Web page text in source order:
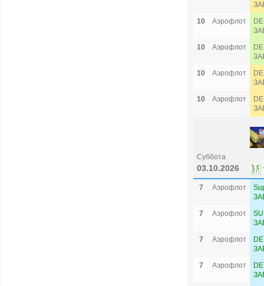
10
Аэрофлот
10
Аэрофлот
10
Аэрофлот
10
Аэрофлот
Суббота
03.10.2026
7 Аэрофлот
7
Аэрофлот
7
Аэрофлот
7
Аэрофлот